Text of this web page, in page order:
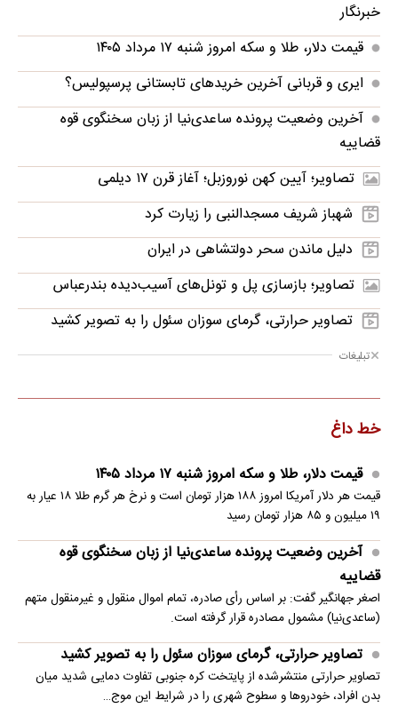
خبرنگار
قیمت دلار، طلا و سکه امروز شنبه ۱۷ مرداد ۱۴۰۵
ایری و قربانی آخرین خریدهای تابستانی پرسپولیس؟
آخرین وضعیت پرونده ساعدی‌نیا از زبان سخنگوی قوه
قضاییه
تصاویر؛ آیین کهن نوروزبل؛ آغاز قرن ۱۷ دیلمی
شهباز شریف مسجدالنبی را زیارت کرد
دلیل ماندن سحر دولتشاهی در ایران
تصاویر؛ بازسازی پل و تونل‌های آسیب‌دیده بندرعباس
تصاویر حرارتی، گرمای سوزان سئول را به تصویر کشید
تبلیغات
خط داغ
قیمت دلار، طلا و سکه امروز شنبه ۱۷ مرداد ۱۴۰۵
قیمت هر دلار آمریکا امروز ۱۸۸ هزار تومان است و نرخ هر گرم طلا ۱۸ عیار به
۱۹ میلیون و ۸۵ هزار تومان رسید
آخرین وضعیت پرونده ساعدی‌نیا از زبان سخنگوی قوه
قضاییه
اصغر جهانگیر گفت: بر اساس رأی صادره، تمام اموال منقول و غیرمنقول متهم
(ساعدی‌نیا) مشمول مصادره قرار گرفته است.
تصاویر حرارتی، گرمای سوزان سئول را به تصویر کشید
تصاویر حرارتی منتشرشده از پایتخت کره جنوبی تفاوت دمایی شدید میان
بدن افراد، خودروها و سطوح شهری را در شرایط این موج…